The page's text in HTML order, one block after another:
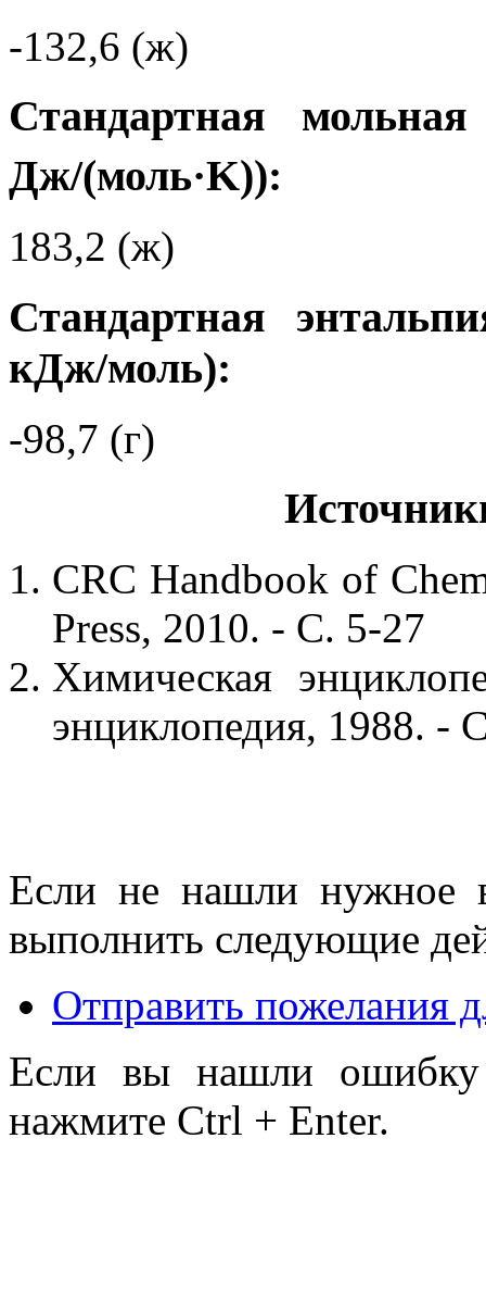
-132,6 (ж)
Стандартная
Дж/(моль·K)):
183,2 (ж)
Стандартная
кДж/моль):
-98,7 (г)
CRC Handbook of
Press, 2010. - С. 5-27
Химическая
энциклопедия, 1988. -
Если не нашли нужное
выполнить следующие
Отправить пожелания
Если вы нашли ошибку
нажмите Ctrl + Enter.